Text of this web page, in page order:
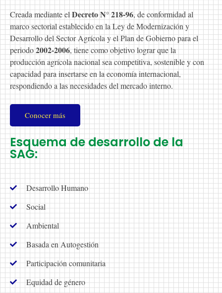
Creada mediante elDecreto N° 218-96, de conformidad al
marco sectorial establecido en la Ley de Modernización y
Desarrollo del Sector Agrícola y el Plan de Gobierno para el
periodo2002-2006, tiene como objetivo lograr que la
producción agrícola nacional sea competitiva, sostenible y con
capacidad para insertarse en la economía internacional,
respondiendo a las necesidades del mercado interno.
Conocer más
Esquema de desarrollo de la
SAG:
Desarrollo Humano
Social
Ambiental
Basada en Autogestión
Participación comunitaria
Equidad de género